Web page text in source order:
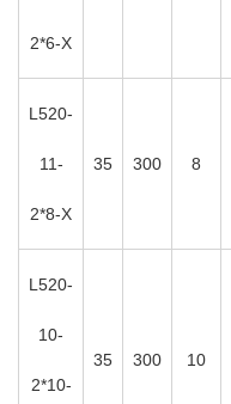
2*6-X
L520-
11-
2*8-X
35 300 8
L520-
10-
2*10-
35 300 10